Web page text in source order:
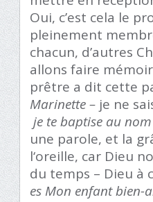
Oui, c’est cela le
pleinement
chacun, d’autres
allons faire
prêtre a dit cette
Marinette – je ne
je te baptise au
une parole, et la
l‘oreille, car Dieu
du temps – Dieu à
es Mon enfant bien-